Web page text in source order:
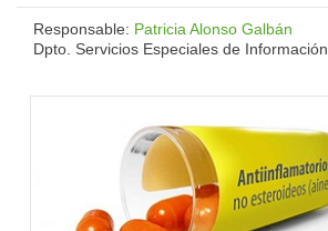
Responsable: Patricia Alonso Galbán
Dpto. Servicios Especiales de Información